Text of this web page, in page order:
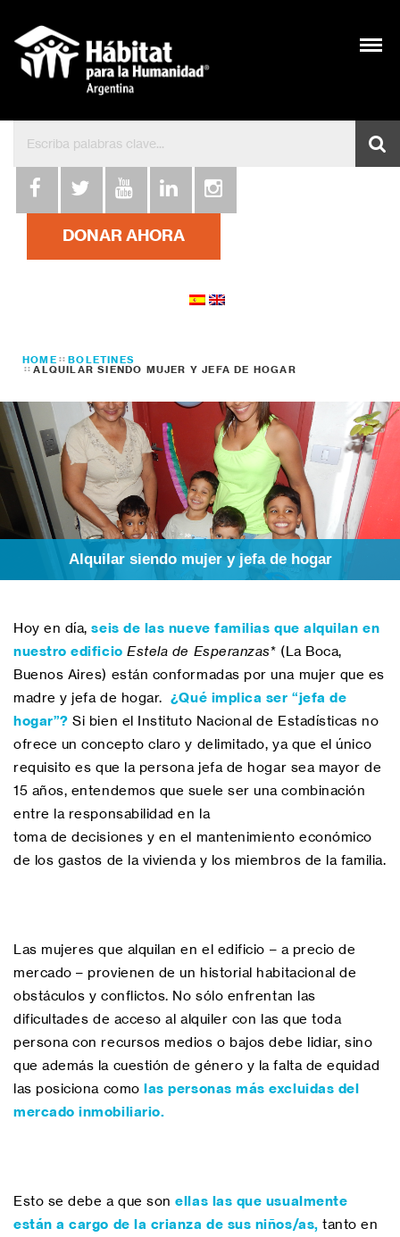
DONAR AHORA
HOME BOLETINES
ALQUILAR SIENDO MUJER Y JEFA DE HOGAR
Alquilar siendo mujer y jefa de hogar
Hoy en día, seis de las nueve familias que alquilan en
nuestro edificio Estela de Esperanzas* (La Boca,
Buenos Aires) están conformadas por una mujer que es
madre y jefa de hogar. ¿Qué implica ser “jefa de
hogar”? Si bien el Instituto Nacional de Estadísticas no
ofrece un concepto claro y delimitado, ya que el único
requisito es que la persona jefa de hogar sea mayor de
15 años, entendemos que suele ser una combinación
entre la responsabilidad en la
toma de decisiones y en el mantenimiento económico
de los gastos de la vivienda y los miembros de la familia.
Las mujeres que alquilan en el edificio – a precio de
mercado – provienen de un historial habitacional de
obstáculos y conflictos. No sólo enfrentan las
dificultades de acceso al alquiler con las que toda
persona con recursos medios o bajos debe lidiar, sino
que además la cuestión de género y la falta de equidad
las posiciona comolas personas más excluidas del
mercado inmobiliario.
Esto se debe a que sonellas las que usualmente
están a cargo de la crianza de sus niños/as,tanto en